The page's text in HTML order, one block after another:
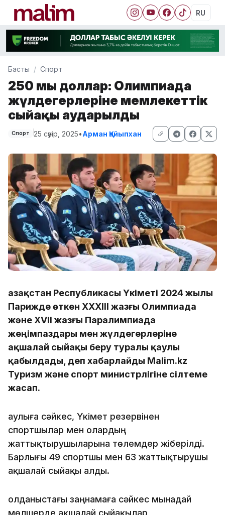
RU
Басты Спорт
250 мың доллар: Олимпиада
жүлдегерлеріне мемлекеттік
сыйақы аударылды
Спорт 25 сәуір, 2025•Арман Қайыпхан
Қазақстан Республикасы Үкіметі 2024 жылы
Парижде өткен XXXIII жазғы Олимпиада
және XVII жазғы Паралимпиада
жеңімпаздары мен жүлдегерлеріне
ақшалай сыйақы беру туралы қаулы
қабылдады, деп хабарлайды Malim.kz
Туризм және спорт министрлігіне сілтеме
жасап.
Қаулыға сәйкес, Үкімет резервінен
спортшылар мен олардың
жаттықтырушыларына төлемдер жіберілді.
Барлығы 49 спортшы мен 63 жаттықтырушы
ақшалай сыйақы алды.
Қолданыстағы заңнамаға сәйкес мынадай
мөлшерде ақшалай сыйақылар